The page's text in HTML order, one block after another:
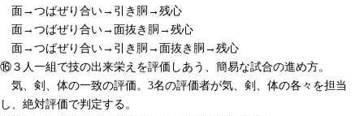
面→つばぜり合い→引き胴→残心
面→つばぜり合い→面抜き胴→残心
面→つばぜり合い→引き胴→面抜き胴→残心
⑯３人一組で技の出来栄えを評価しあう、簡易な試合の進め方。
気、剣、体の一致の評価。3名の評価者が気、剣、体の各々を担当
し、絶対評価で判定する。